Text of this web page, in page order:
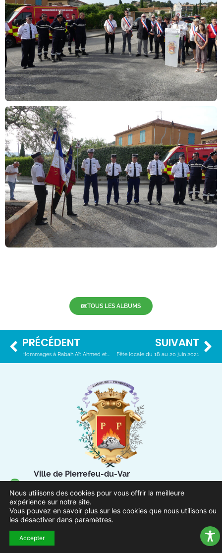
TOUS LES ALBUMS
PRÉCÉDENT
Hommages à Rabah Aït Ahmed et André Luglia – 18 juin 2021
SUIVANT
Fête locale du 18 au 20 juin 2021
Ville de Pierrefeu-du-Var
83390 Pierrefeu-du-Var
04.94.13.53.13
Du lundi au vendredi de 8h30
à 12h et de 13h à 17h
Nous utilisons des cookies pour vous offrir la meilleure
expérience sur notre site.
Vous pouvez en savoir plus sur les cookies que nous utilisons ou
les désactiver dans paramètres.
Accepter